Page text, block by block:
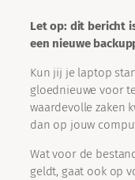
Let op: dit bericht
een nieuwe
Kun jij je laptop
gloednieuwe voor
waardevolle zaken
dan op jouw
Wat voor de
geldt, gaat ook op